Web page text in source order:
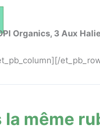
Organics, 3 Aux
la même